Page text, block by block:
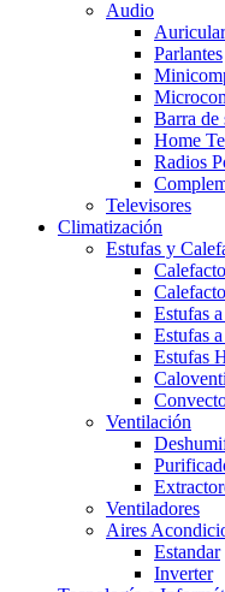
Audio
Parlantes
Barra de
Home
Radios
Televisores
Climatización
Estufas y
Estufas
Estufas
Estufas
Ventilación
Ventiladores
Aires
Estandar
Inverter